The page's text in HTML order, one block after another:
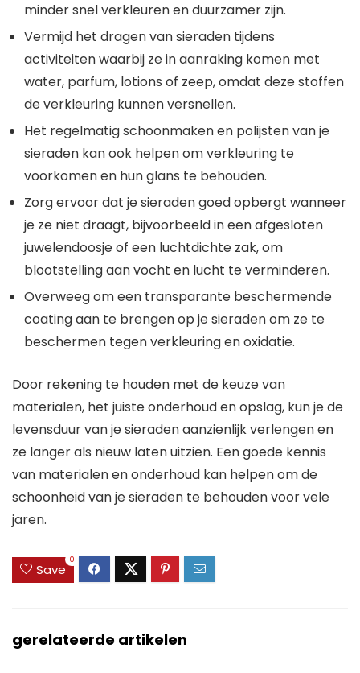
minder snel verkleuren en duurzamer zijn.
Vermijd het dragen van sieraden tijdens
activiteiten waarbij ze in aanraking komen met
water, parfum, lotions of zeep, omdat deze stoffen
de verkleuring kunnen versnellen.
Het regelmatig schoonmaken en polijsten van je
sieraden kan ook helpen om verkleuring te
voorkomen en hun glans te behouden.
Zorg ervoor dat je sieraden goed opbergt wanneer
je ze niet draagt, bijvoorbeeld in een afgesloten
juwelendoosje of een luchtdichte zak, om
blootstelling aan vocht en lucht te verminderen.
Overweeg om een transparante beschermende
coating aan te brengen op je sieraden om ze te
beschermen tegen verkleuring en oxidatie.
Door rekening te houden met de keuze van
materialen, het juiste onderhoud en opslag, kun je de
levensduur van je sieraden aanzienlijk verlengen en
ze langer als nieuw laten uitzien. Een goede kennis
van materialen en onderhoud kan helpen om de
schoonheid van je sieraden te behouden voor vele
jaren.
Save
0
gerelateerde artikelen